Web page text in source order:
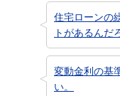
住宅ローンの
トがあるんだ
変動金利の基
い。